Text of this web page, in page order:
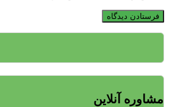
مشاوره آنلاین